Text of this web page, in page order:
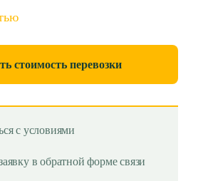
стоимость перевозки
с условиями
в обратной форме связи